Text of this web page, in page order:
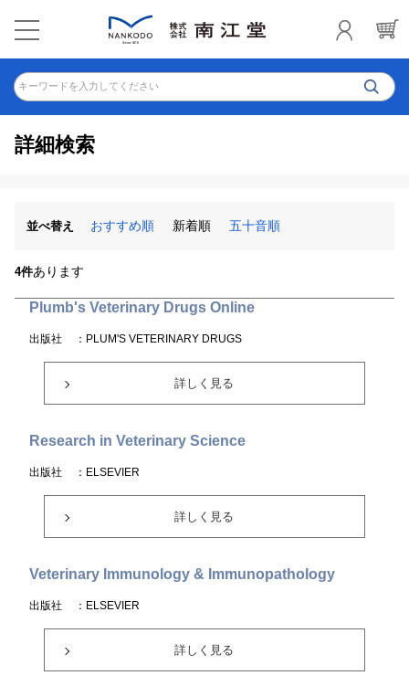
キーワードを入力してください
詳細検索
並べ替え おすすめ順 新着順 五十音順
4件あります
Plumb's Veterinary Drugs Online
出版社 ：PLUM'S VETERINARY DRUGS
詳しく見る
Research in Veterinary Science
出版社 ：ELSEVIER
詳しく見る
Veterinary Immunology & Immunopathology
出版社 ：ELSEVIER
詳しく見る